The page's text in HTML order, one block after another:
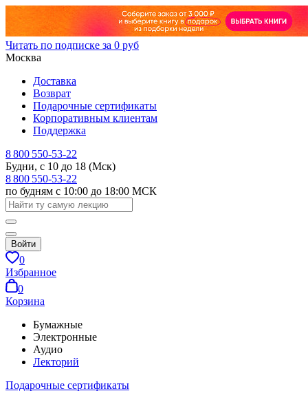
Читать по подписке за 0 руб
Москва
Доставка
Возврат
Подарочные сертификаты
Корпоративным клиентам
Поддержка
8 800 550-53-22
Будни, с 10 до 18 (Мск)
8 800 550-53-22
по будням с 10:00 до 18:00 МСК
Войти
0
Избранное
0
Корзина
Бумажные
Электронные
Аудио
Лекторий
Подарочные сертификаты